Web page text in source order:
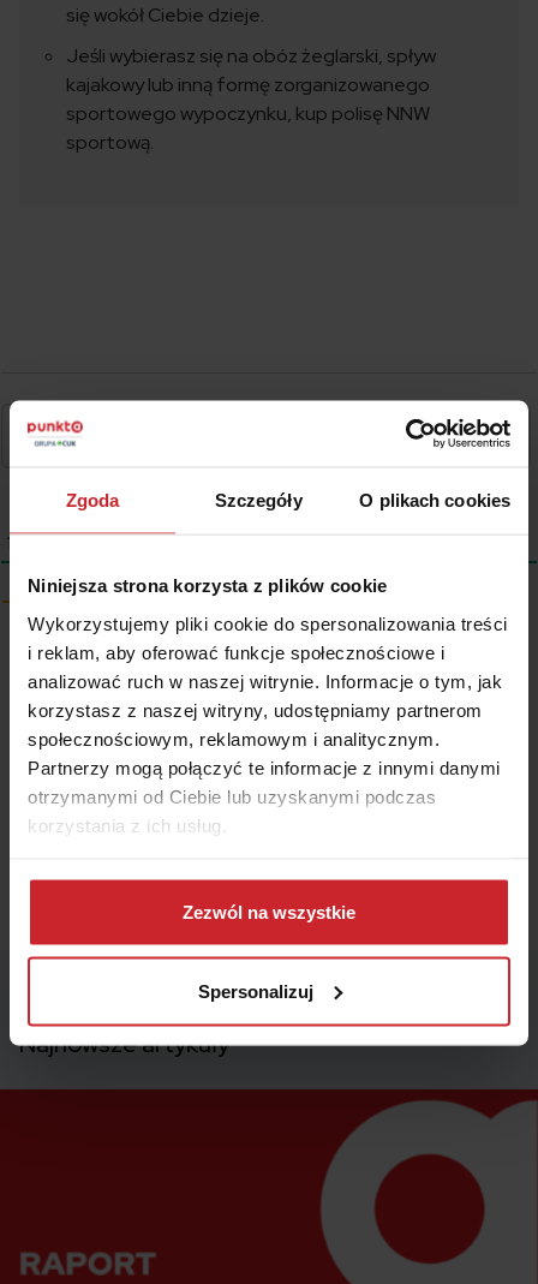
Zgoda Szczegóły O plikach cookies
Niniejsza strona korzysta z plików cookie
Wykorzystujemy pliki cookie do spersonalizowania treści
i reklam, aby oferować funkcje społecznościowe i
analizować ruch w naszej witrynie. Informacje o tym, jak
korzystasz z naszej witryny, udostępniamy partnerom
społecznościowym, reklamowym i analitycznym.
Partnerzy mogą połączyć te informacje z innymi danymi
otrzymanymi od Ciebie lub uzyskanymi podczas
korzystania z ich usług.
Dowiedz się więcej na temat tego, kim jesteśmy, jak
można się z nami skontaktować i w jaki sposób
przetwarzamy dane osobowe w ramachPolityki
Zezwól na wszystkie
Spersonalizuj
się wokół Ciebie dzieje.
Jeśli wybierasz się na obóz żeglarski, spływ
kajakowy lub inną formę zorganizowanego
sportowego wypoczynku, kup polisę NNW
sportową.
1
Starsze
Wyświetl komentarze
Wszystkie treści prezentowane na łamach niniejszej witryny
internetowej mają charakter wyłącznie informacyjno-edukacyjny,
stanowiąc wyraz osobistych poglądów ich autora/ów oraz nie nie
powinny stanowić podstawy przy podejmowaniu decyzji
właściciel strony internetowej ani autorzy nie ponoszą jakiejkolwiek
Najnowsze artykuły